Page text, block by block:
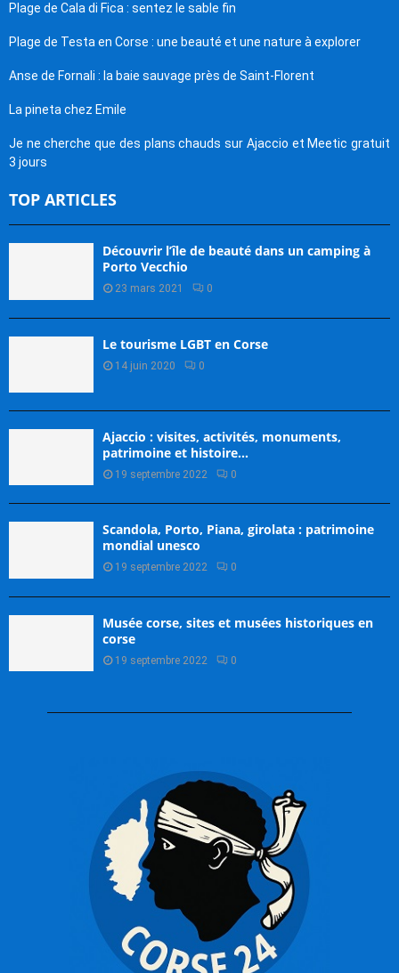
Plage de Cala di Fica : sentez le sable fin
Plage de Testa en Corse : une beauté et une nature à explorer
Anse de Fornali : la baie sauvage près de Saint-Florent
La pineta chez Emile
Je ne cherche que des plans chauds sur Ajaccio et Meetic gratuit
3 jours
TOP ARTICLES
Découvrir l’île de beauté dans un camping à
Porto Vecchio
23 mars 2021 0
Le tourisme LGBT en Corse
14 juin 2020 0
Ajaccio : visites, activités, monuments,
patrimoine et histoire…
19 septembre 2022 0
Scandola, Porto, Piana, girolata : patrimoine
mondial unesco
19 septembre 2022 0
Musée corse, sites et musées historiques en
corse
19 septembre 2022 0